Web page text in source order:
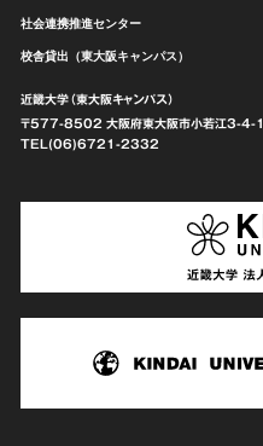
社会連携推進センター
校舎貸出（東大阪キャンパス）
近畿大学（東大阪キャンパス）
〒577-8502 大阪府東大阪市小若江3-4-1
TEL(06)6721-2332